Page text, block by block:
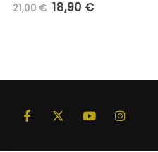
out of 5
21,00€ O
preço
18,90 €O